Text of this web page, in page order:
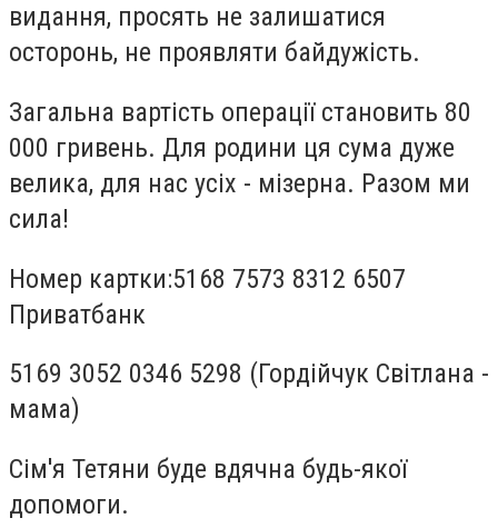
видання, просять не залишатися
осторонь, не проявляти байдужість.
Загальна вартість операції становить 80
000 гривень. Для родини ця сума дуже
велика, для нас усіх - мізерна. Разом ми
сила!
Номер картки:5168 7573 8312 6507
Приватбанк
5169 3052 0346 5298 (Гордійчук Світлана -
мама)
Сім'я Тетяни буде вдячна будь-якої
допомоги.